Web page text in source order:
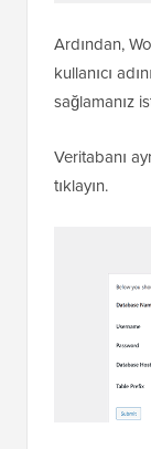
Ardından,
kullanıcı
sağlamanız
Veritabanı
tıklayın.